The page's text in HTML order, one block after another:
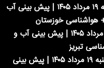
وضعیت هوای فردا خوزستان دوشنبه ۱۹ مرداد ۱۴۰۵ | پیش بینی آب
وضعیت هوای فردا تبریز دوشنبه ۱۹ مرداد ۱۴۰۵ | پیش بینی آب و
وضعیت هوای فردا البرز و کرج دوشنبه ۱۹ مرداد ۱۴۰۵ | پیش بینی